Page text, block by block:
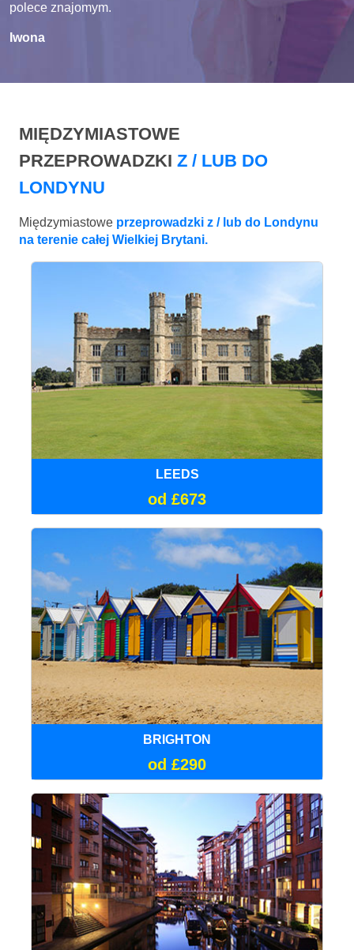
polece znajomym.
Iwona
MIĘDZYMIASTOWE
PRZEPROWADZKI Z / LUB DO
LONDYNU
Międzymiastowe przeprowadzki z / lub do Londynu
na terenie całej Wielkiej Brytani.
LEEDS
od £673
BRIGHTON
od £290